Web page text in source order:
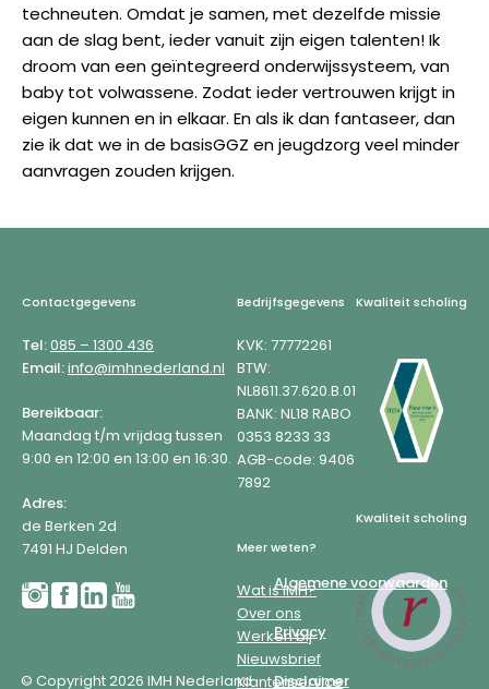
techneuten. Omdat je samen, met dezelfde missie
aan de slag bent, ieder vanuit zijn eigen talenten! Ik
droom van een geïntegreerd onderwijssysteem, van
baby tot volwassene. Zodat ieder vertrouwen krijgt in
eigen kunnen en in elkaar. En als ik dan fantaseer, dan
zie ik dat we in de basisGGZ en jeugdzorg veel minder
aanvragen zouden krijgen.
Footer
Contactgegevens
Tel:085 – 1300 436
Email:info@imhnederland.nl
Bereikbaar:
Maandag t/m vrijdag tussen
9:00 en 12:00 en 13:00 en 16:30.
Adres:
de Berken 2d
7491 HJ Delden
Bedrijfsgegevens
KVK: 77772261
BTW:
NL8611.37.620.B.01
BANK: NL18 RABO
0353 8233 33
AGB-code: 9406
7892
Meer weten?
Wat is IMH?
Over ons
Werken bij
Nieuwsbrief
Klantenservice
Kwaliteit scholing
Kwaliteit scholing
© Copyright 2026 IMH Nederland
Algemene voorwaarden
Privacy
Disclaimer